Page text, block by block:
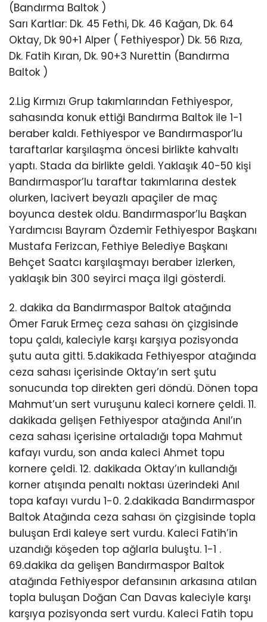
(Bandırma Baltok )
Sarı Kartlar: Dk. 45 Fethi, Dk. 46 Kağan, Dk. 64
Oktay, Dk 90+1 Alper ( Fethiyespor) Dk. 56 Rıza,
Dk. Fatih Kıran, Dk. 90+3 Nurettin (Bandırma
Baltok )
2.Lig Kırmızı Grup takımlarından Fethiyespor,
sahasında konuk ettiği Bandırma Baltok ile 1-1
beraber kaldı. Fethiyespor ve Bandırmaspor’lu
taraftarlar karşılaşma öncesi birlikte kahvaltı
yaptı. Stada da birlikte geldi. Yaklaşık 40-50 kişi
Bandırmaspor’lu taraftar takımlarına destek
olurken, lacivert beyazlı apaçiler de maç
boyunca destek oldu. Bandırmaspor’lu Başkan
Yardımcısı Bayram Özdemir Fethiyespor Başkanı
Mustafa Ferizcan, Fethiye Belediye Başkanı
Behçet Saatcı karşılaşmayı beraber izlerken,
yaklaşık bin 300 seyirci maça ilgi gösterdi.
2. dakika da Bandırmaspor Baltok atağında
Ömer Faruk Ermeç ceza sahası ön çizgisinde
topu çaldı, kaleciyle karşı karşıya pozisyonda
şutu auta gitti. 5.dakikada Fethiyespor atağında
ceza sahası içerisinde Oktay’ın sert şutu
sonucunda top direkten geri döndü. Dönen topa
Mahmut’un sert vuruşunu kaleci kornere çeldi. 11.
dakikada gelişen Fethiyespor atağında Anıl’ın
ceza sahası içerisine ortaladığı topa Mahmut
kafayı vurdu, son anda kaleci Ahmet topu
kornere çeldi. 12. dakikada Oktay’ın kullandığı
korner atışında penaltı noktası üzerindeki Anıl
topa kafayı vurdu 1-0. 2.dakikada Bandırmaspor
Baltok Atağında ceza sahası ön çizgisinde topla
buluşan Erdi kaleye sert vurdu. Kaleci Fatih’in
uzandığı köşeden top ağlarla buluştu. 1-1 .
69.dakika da gelişen Bandırmaspor Baltok
atağında Fethiyespor defansının arkasına atılan
topla buluşan Doğan Can Davas kaleciyle karşı
karşıya pozisyonda sert vurdu. Kaleci Fatih topu